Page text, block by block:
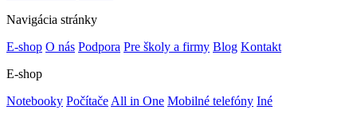
Navigácia stránky
E-shop O nás Podpora Pre školy a firmy Blog Kontakt
E-shop
Notebooky Počítače All in One Mobilné telefóny Iné